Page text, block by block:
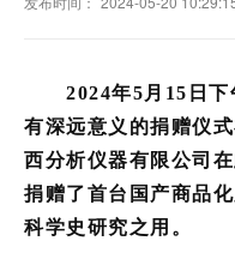
2024年5月15日
有深远意义的捐赠仪
西分析仪器有限公司
捐赠了首台国产商品
科学史研究之用。